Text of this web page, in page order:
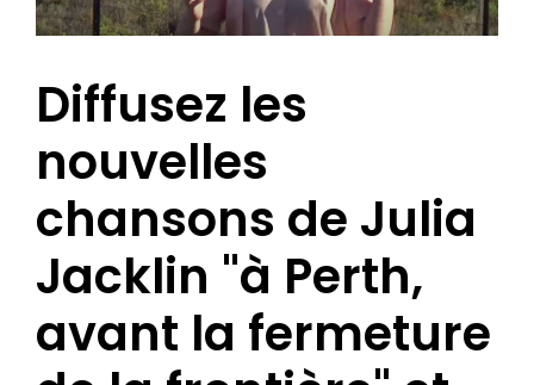
Diffusez les
nouvelles
chansons de Julia
Jacklin "à Perth,
avant la fermeture